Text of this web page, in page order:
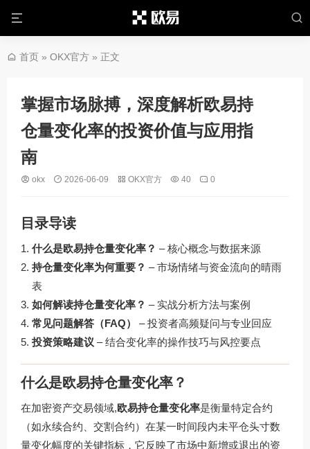
首页 » OKX官方 » 正文
掌握市场脉搏，深度解析欧易持
仓量变化率的投资价值与应用指
南
okx 2026-06-09 OKX官方 40 0
目录导读
什么是欧易持仓量变化率？ – 核心概念与数据来源
持仓量变化率为何重要？ – 市场情绪与资金流向的晴雨
表
如何解读持仓量变化率？ – 实战分析方法与案例
常见问题解答（FAQ）
– 投资者高频疑问与专业回应
投资策略建议 – 结合变化率的操作技巧与风控要点
什么是欧易持仓量变化率？
在加密资产交易领域,欧易持仓量变化率是衡量特定合约
（如永续合约、交割合约）在某一时间段内未平仓头寸数
量变化幅度的关键指标，它反映了市场中新增或退出的资